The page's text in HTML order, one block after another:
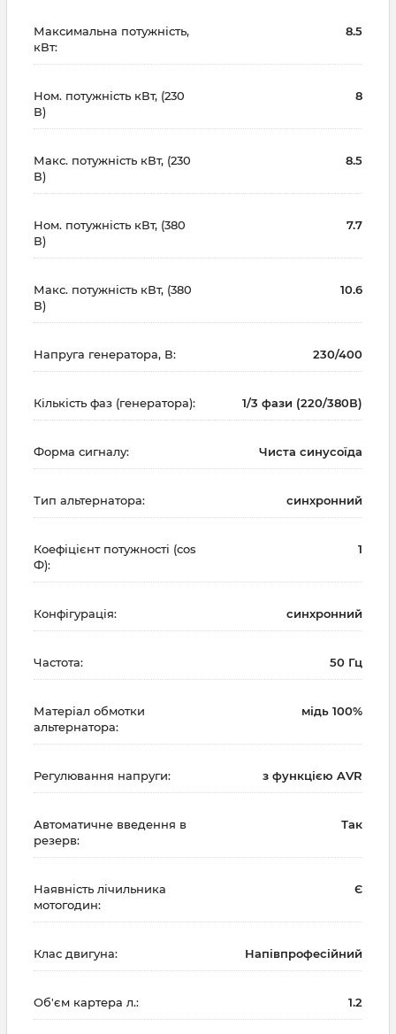
Максимальна потужність,
кВт:
8.5
Ном. потужність кВт, (230
В)
8
Макс. потужність кВт, (230
В)
8.5
Ном. потужність кВт, (380
В)
7.7
Макс. потужність кВт, (380
В)
10.6
Напруга генератора, В: 230/400
Кількість фаз (генератора): 1/3 фази (220/380В)
Форма сигналу: Чиста синусоїда
Тип альтернатора: синхронний
Коефіцієнт потужності (cos
Ф):
1
Конфігурація: синхронний
Частота: 50 Гц
Матеріал обмотки
альтернатора:
мідь 100%
Регулювання напруги: з функцією AVR
Автоматичне введення в
резерв:
Так
Наявність лічильника
мотогодин:
Є
Клас двигуна: Напівпрофесійний
Об'єм картера л.: 1.2